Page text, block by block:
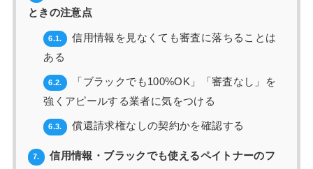
ときの注意点
6.1.
信用情報を見なくても審査に落ちることは
ある
6.2.
「ブラックでも100%OK」「審査なし」を
強くアピールする業者に気をつける
6.3. 償還請求権なしの契約かを確認する
7.
信用情報・ブラックでも使えるペイトナーのフ